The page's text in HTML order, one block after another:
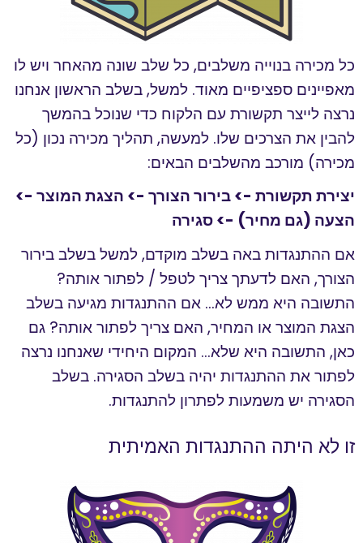
כל מכירה בנוייה משלבים, כל שלב שונה מהאחר ויש לו
מאפיינים ספציפיים מאוד. למשל, בשלב הראשון אנחנו
נרצה לייצר תקשורת עם הלקוח כדי שנוכל בהמשך
להבין את הצרכים שלו. למעשה, תהליך מכירה נכון (כל
מכירה) מורכב מהשלבים הבאים:
יצירת תקשורת -> בירור הצורך -> הצגת המוצר ->
הצעה (גם מחיר) -> סגירה
אם ההתנגדות באה בשלב מוקדם, למשל בשלב בירור
הצורך, האם לדעתך צריך לטפל / לפתור אותה?
התשובה היא ממש לא… אם ההתנגדות מגיעה בשלב
הצגת המוצר או המחיר, האם צריך לפתור אותה? גם
כאן, התשובה היא שלא… המקום היחידי שאנחנו נרצה
לפתור את ההתנגדות יהיה בשלב הסגירה. בשלב
הסגירה יש משמעות לפתרון להתנגדות.
זו לא היתה ההתנגדות האמיתית